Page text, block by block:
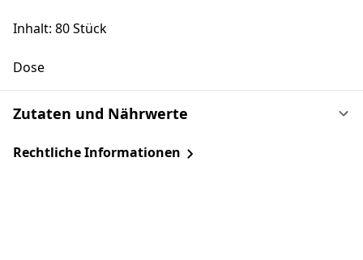
Inhalt: 80 Stück
Dose
Zutaten und Nährwerte
Rechtliche Informationen